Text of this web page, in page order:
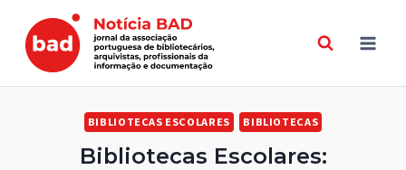
content
BIBLIOTECAS ESCOLARES BIBLIOTECAS
Bibliotecas Escolares: